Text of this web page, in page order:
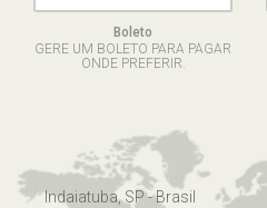
Boleto
GERE UM BOLETO PARA PAGAR
ONDE PREFERIR.
Indaiatuba, SP - Brasil